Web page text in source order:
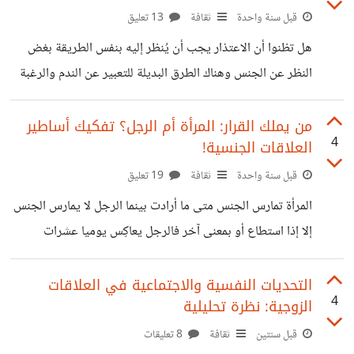
عبئًا يُراد التخلص منه. لكن مهلاً... هل سمعتم عن قوم سبأ؟
أُغدِقَت عليهم النعم، وسُيِّرت لهم الطرق، فماذا قالوا؟ ربنا باعد
بين أسفارنا! ملّوا من الراحة، فاستجاب لهم
قبل سنة واحدة ثقافة
هل تظنوا أن الاعتذار يجب أن يُنظر إليه بنفس الطريقة بغض
النظر عن الجنس وهناك الطرق البديلة للتعبير عن الندم والرغبة
في تصحيح الخطأ التي يمكن أن تكون فعّالة في بناء علاقات
متينة ... لكن الأمر عكس ذلك تماماً.. لا تعتذر في حياتك للمرأة
سواء كنت ظالما أو مظلوما ... افهموا الكلام بهذه طريقة: لا تعتذر
للمرأة حتى لو كنت انت المخطئ ... مفهوم الاعتذار يختلف معناه
على حسب هل تعتذر للذكر أو للأنثى في حالة إعتذرت للذكر
سوف يعتبرك
4
من يملك القرار: المرأة أم الرجل؟ تفكيك أساطير
العلاقات الجنسية!
قبل سنة واحدة ثقافة
المرأة تمارس الجنس متى ما أرادت بينما الرجل لا يمارس الجنس
إلا إذا استطاع أو بمعنى آخر فالرجل يعاكِس يوميا عشرات
الفتيات في الواقع و على المواقع لكنه لا يكاد يحصل سوى على
واحدة فقط و بشق الأنفس و جهد جهيد بينما لو انقلبت المعادلة
و كانت المرأة هي من تعاكس الرجال فإنهم جميعا سيوافقون دون
تردد و هنا نتوصل إلى نتيجة كبرى مفادها أن العملية الجنسية
4
التحديات النفسية والاجتماعية في العلاقات
الزوجية: نظرة تحليلية
قبل سنتين ثقافة